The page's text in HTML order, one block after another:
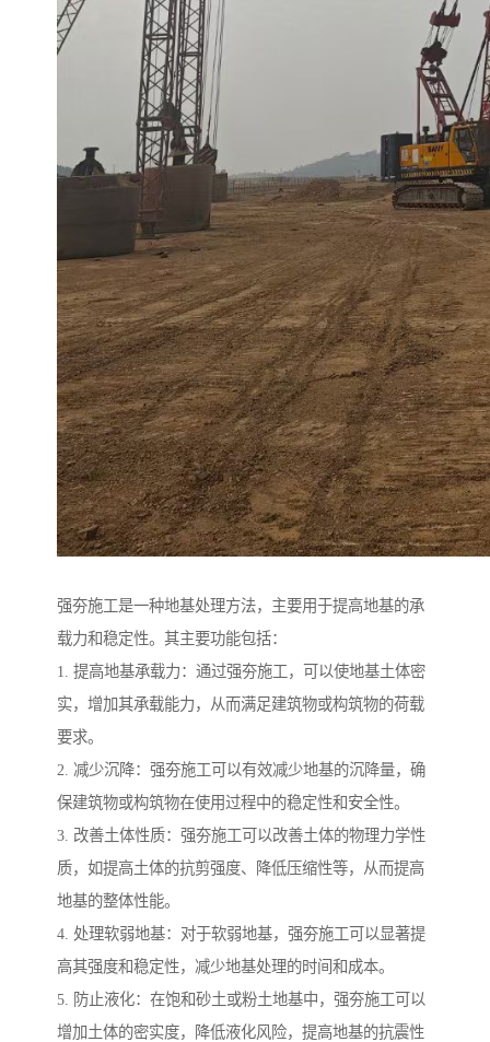
强夯施工是一种地基处理方法，主要用于提高地基的承
载力和稳定性。其主要功能包括：
1. 提高地基承载力：通过强夯施工，可以使地基土体密
实，增加其承载能力，从而满足建筑物或构筑物的荷载
要求。
2. 减少沉降：强夯施工可以有效减少地基的沉降量，确
保建筑物或构筑物在使用过程中的稳定性和安全性。
3. 改善土体性质：强夯施工可以改善土体的物理力学性
质，如提高土体的抗剪强度、降低压缩性等，从而提高
地基的整体性能。
4. 处理软弱地基：对于软弱地基，强夯施工可以显著提
高其强度和稳定性，减少地基处理的时间和成本。
5. 防止液化：在饱和砂土或粉土地基中，强夯施工可以
增加土体的密实度，降低液化风险，提高地基的抗震性